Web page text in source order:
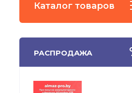
Каталог товаров
РАСПРОДАЖА